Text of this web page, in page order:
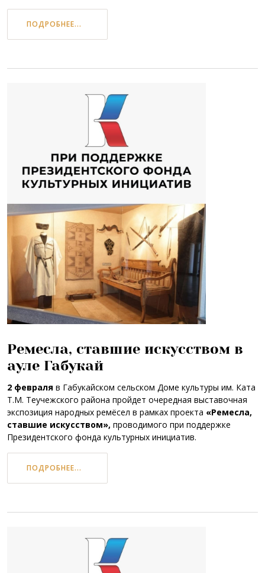
ПОДРОБНЕЕ...
Ремесла, ставшие искусством в
ауле Габукай
2 февраля в Габукайском сельском Доме культуры им. Ката
Т.М. Теучежского района пройдет очередная выставочная
экспозиция народных ремёсел в рамках проекта «Ремесла,
ставшие искусством», проводимого при поддержке
Президентского фонда культурных инициатив.
ПОДРОБНЕЕ...